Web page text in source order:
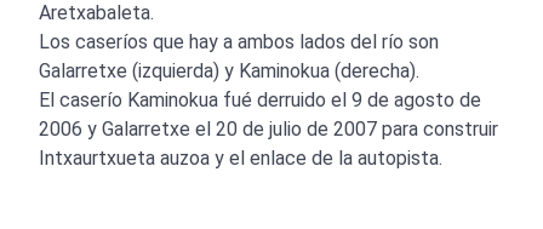
Aretxabaleta.
Los caseríos que hay a ambos lados del río son
Galarretxe (izquierda) y Kaminokua (derecha).
El caserío Kaminokua fué derruido el 9 de agosto de
2006 y Galarretxe el 20 de julio de 2007 para construir
Intxaurtxueta auzoa y el enlace de la autopista.